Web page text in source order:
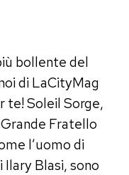
bollente del
di LaCityMag
te! Soleil Sorge,
Fratello
l’uomo di
Blasi, sono